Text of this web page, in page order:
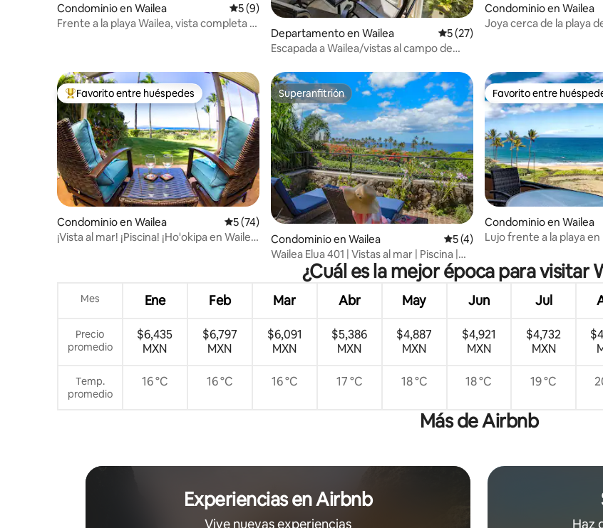
Condominio en Wailea Calificación promedio: 5 de 5; 9 evaluaciones
5 (9)
Frente a la playa Wailea, vista completa al
Departamento en Wailea Calificación promedio: 5 de 5; 27
5 (27)
Escapada a Wailea/vistas al campo de
Condominio en Wailea
Joya cerca de la playa
De los mejores en Favorito entre huéspedes
Favorito entre huéspedes
Condominio en Wailea Calificación promedio: 5 de 5; 74 evaluaciones
5 (74)
¡Vista al mar! ¡Piscina! ¡Ho'okipa en Wailea
Superanfitrión
Superanfitrión
Condominio en Wailea Calificación promedio: 5 de 5; 4
5 (4)
Wailea Elua 401 | Vistas al mar | Piscina |
Jacuzzi
Favorito entre
Favorito entre
Condominio en Wailea
Lujo frente a la playa
¿Cuál es la mejor época para visitar
Mes Ene Feb Mar Abr May Jun Jul
Precio
promedio
$6,435
MXN
$6,797
MXN
$6,091
MXN
$5,386
MXN
$4,887
MXN
$4,921
MXN
$4,732
MXN
Temp.
promedio
16 °C 16 °C 16 °C 17 °C 18 °C 18 °C 19 °C
Más de Airbnb
Experiencias en Airbnb
Vive nuevas experiencias Haz